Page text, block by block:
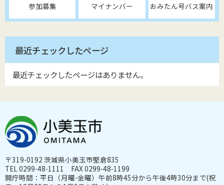
参加募集 マイナンバー おみたん号バス案内
最近チェックしたページ
最近チェックしたページはありません。
〒319-0192 茨城県小美玉市堅倉835
TEL 0299-48-1111 FAX 0299-48-1199
開庁時間：平日（月曜-金曜）午前8時45分から午後4時30分まで(祝